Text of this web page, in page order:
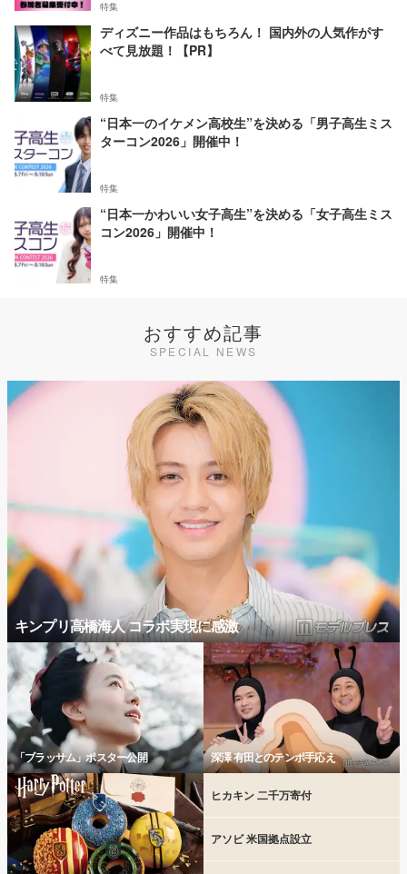
特集
ディズニー作品はもちろん！ 国内外の人気作がす
べて見放題！【PR】
特集
“日本一のイケメン高校生”を決める「男子高生ミス
ターコン2026」開催中！
特集
“日本一かわいい女子高生”を決める「女子高生ミス
コン2026」開催中！
特集
おすすめ記事
SPECIAL NEWS
キンプリ高橋海人 コラボ実現に感激
「ブラッサム」ポスター公開 深澤 有田とのテンポ手応え
ヒカキン 二千万寄付
アソビ 米国拠点設立